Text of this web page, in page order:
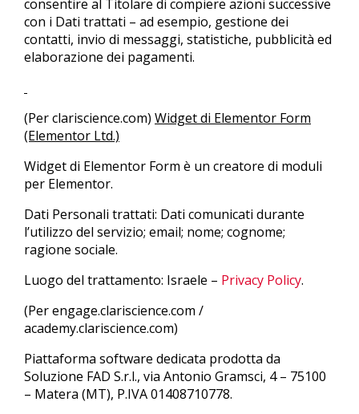
consentire al Titolare di compiere azioni successive
con i Dati trattati – ad esempio, gestione dei
contatti, invio di messaggi, statistiche, pubblicità ed
elaborazione dei pagamenti.
(Per clariscience.com) Widget di Elementor Form
(Elementor Ltd.)
Widget di Elementor Form è un creatore di moduli
per Elementor.
Dati Personali trattati: Dati comunicati durante
l’utilizzo del servizio; email; nome; cognome;
ragione sociale.
Luogo del trattamento: Israele – Privacy Policy.
(Per engage.clariscience.com /
academy.clariscience.com)
Piattaforma software dedicata prodotta da
Soluzione FAD S.r.l., via Antonio Gramsci, 4 – 75100
– Matera (MT), P.IVA 01408710778.